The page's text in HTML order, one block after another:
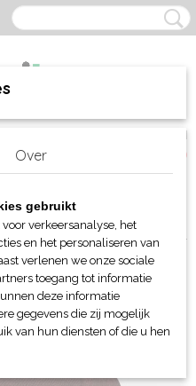
(0)
Beach hoofd-handen
gemeleerde Beanie
Over
gebruikt
verkeersanalyse, het
en het personaliseren van
verlenen we onze sociale
toegang tot informatie
deze informatie
gegevens die zij mogelijk
van hun diensten of die u hen